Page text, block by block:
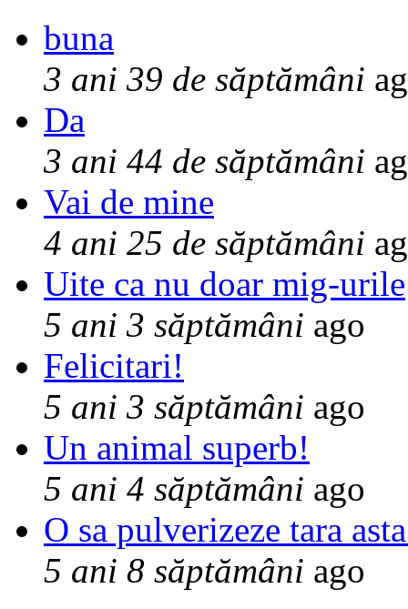
buna
3 ani 39 de săptămâni
Da
3 ani 44 de săptămâni
Vai de mine
4 ani 25 de săptămâni
Uite ca nu doar mig-urile
5 ani 3 săptămâni ago
Felicitari!
5 ani 3 săptămâni ago
Un animal superb!
5 ani 4 săptămâni ago
O sa pulverizeze tara
5 ani 8 săptămâni ago